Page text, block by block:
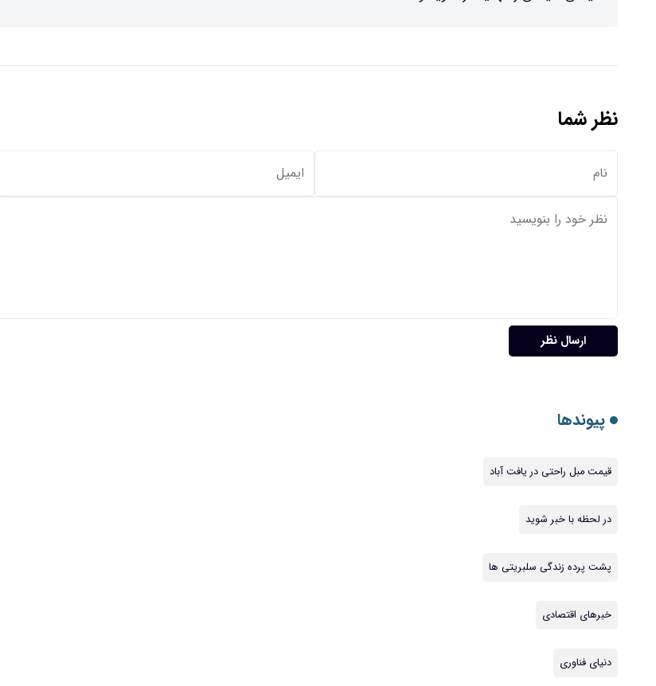
نظر شما
ارسال نظر
پیوندها
قیمت مبل راحتی در یافت آباد
در لحظه با خبر شوید
پشت پرده زندگی سلبریتی ها
خبرهای اقتصادی
دنیای فناوری